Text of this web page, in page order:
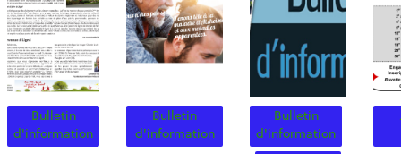
Bulletin
d'information
Bulletin
d'information
Bulletin
d'information